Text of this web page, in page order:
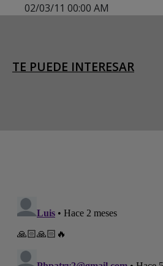
02/03/11 00:00 AM
TE PUEDE INTERESAR